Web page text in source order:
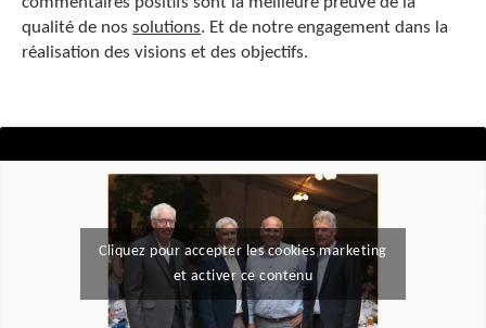
qualité de nos solutions. Et de notre engagement dans la
réalisation des visions et des objectifs.
Cliquez pour accepter les cookies marketing
et activer ce contenu